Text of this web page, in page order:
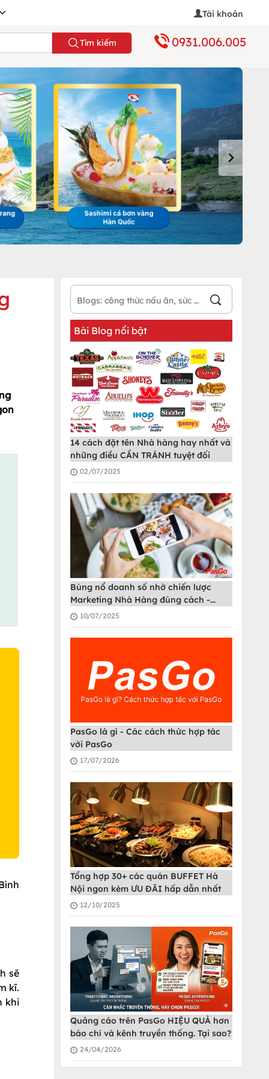
Tài khoản
Tìm kiếm 0931.006.005
sẽ
kĩ.
khi
Bài Blog nổi bật
14 cách đặt tên Nhà hàng hay nhất và
những điều CẦN TRÁNH tuyệt đối
02/07/2025
Bùng nổ doanh số nhờ chiến lược
Marketing Nhà Hàng đúng cách -
PasGo
10/07/2025
PasGo là gì - Các cách thức hợp tác
với PasGo
17/07/2026
Tổng hợp 30+ các quán BUFFET Hà
Nội ngon kèm ƯU ĐÃI hấp dẫn nhất
12/10/2025
Quảng cáo trên PasGo HIỆU QUẢ hơn
báo chí và kênh truyền thống. Tại sao?
24/04/2026